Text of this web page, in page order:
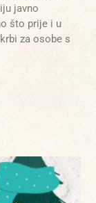
javno
što prije i u
za osobe s